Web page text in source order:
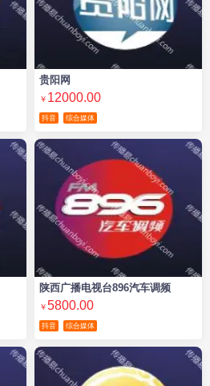
贵阳网
￥ 12000.00
抖音 综合媒体
陕西广播电视台896汽车调频
￥5800.00
抖音 综合媒体